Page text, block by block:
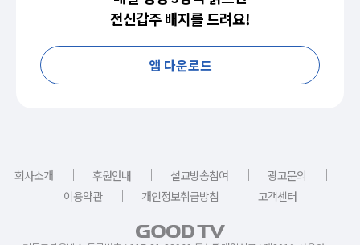
전신갑주 배지를 드려요!
앱 다운로드
회사소개 ｜ 후원안내 ｜ 설교방송참여 ｜ 광고문의
｜
이용약관
｜ 개인정보취급방침 ｜ 고객센터